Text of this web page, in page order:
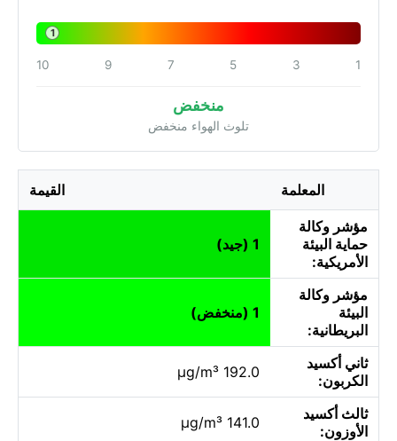
1
1
3
5
7
9
10
منخفض
تلوث الهواء منخفض
المعلمة القيمة
مؤشر وكالة
حماية البيئة
الأمريكية:
1 (جيد)
مؤشر وكالة
البيئة
البريطانية:
1 (منخفض)
ثاني أكسيد
الكربون:
192.0 µg/m³
ثالث أكسيد
الأوزون:
141.0 µg/m³